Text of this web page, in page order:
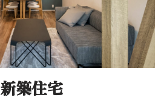
新築住宅